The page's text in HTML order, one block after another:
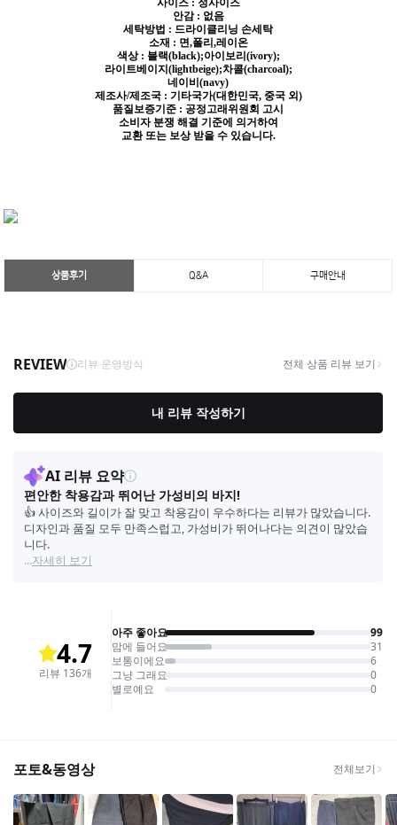
사이즈 : 정사이즈
안감 : 없음
세탁방법 : 드라이클리닝 손세탁
소재 : 면,폴리,레이온
색상 : 블랙(black);아이보리(ivory);
라이트베이지(lightbeige);차콜(charcoal);
네이비(navy)
제조사/제조국 : 기타국가(대한민국, 중국 외)
품질보증기준 : 공정고래위원회 고시
소비자 분쟁 해결 기준에 의거하여
교환 또는 보상 받을 수 있습니다.
상품후기 Q&A 구매안내